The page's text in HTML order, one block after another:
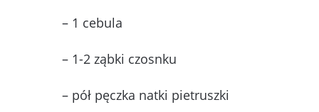
– 1 cebula
– 1-2 ząbki czosnku
– pół pęczka natki pietruszki